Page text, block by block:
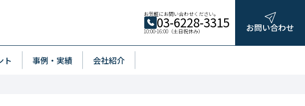
お気軽にお問い合わせください。
03-6228-3315
10:00-16:00（土日祝休み） お問い合わせ
ト 事例・実績 会社紹介